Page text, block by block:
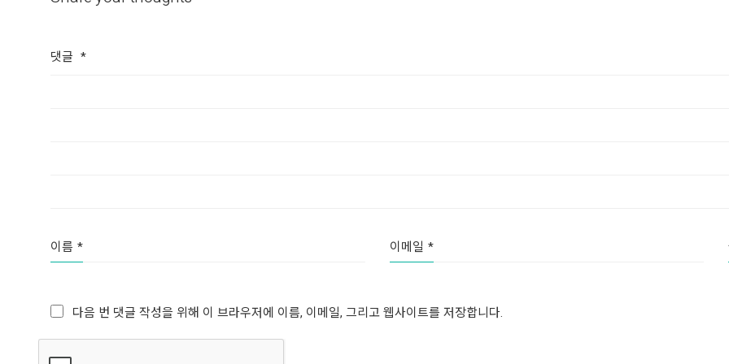
댓글 *
이름 * 이메일 *
다음 번 댓글 작성을 위해 이 브라우저에 이름, 이메일, 그리고 웹사이트를 저장합니다.